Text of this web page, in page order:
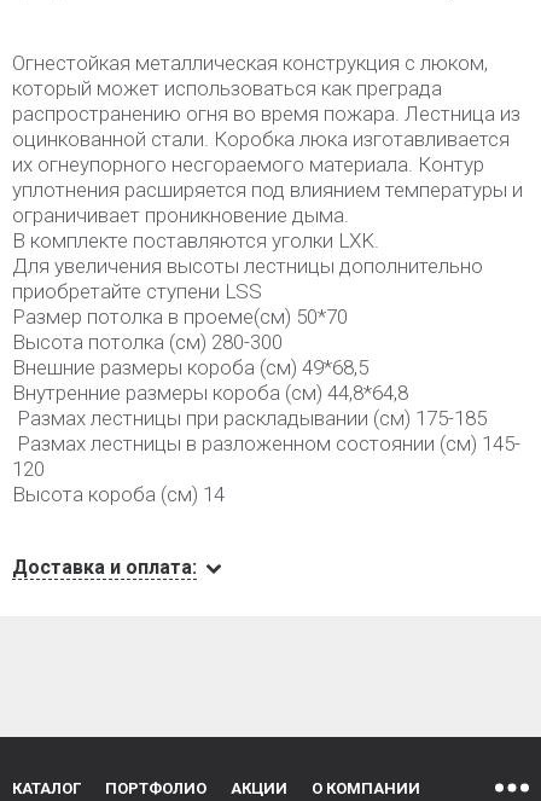
Огнестойкая металлическая конструкция с люком,
который может использоваться как преграда
распространению огня во время пожара. Лестница из
оцинкованной стали. Коробка люка изготавливается
их огнеупорного несгораемого материала. Контур
уплотнения расширяется под влиянием температуры и
ограничивает проникновение дыма.
В комплекте поставляются уголки LXK.
Для увеличения высоты лестницы дополнительно
приобретайте ступени LSS
Размер потолка в проеме(см) 50*70
Высота потолка (см) 280-300
Внешние размеры короба (см) 49*68,5
Внутренние размеры короба (см) 44,8*64,8
Размах лестницы при раскладывании (см) 175-185
Размах лестницы в разложенном состоянии (см) 145-
120
Высота короба (см) 14
Доставка и оплата:
КАТАЛОГ ПОРТФОЛИО АКЦИИ О КОМПАНИИ